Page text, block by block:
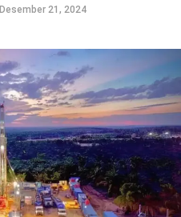
Desember 21, 2024